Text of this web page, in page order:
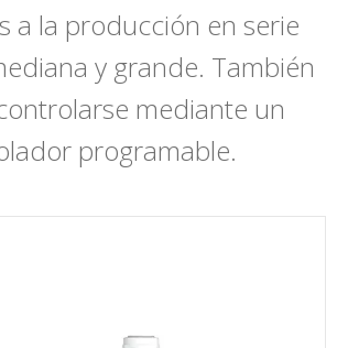
a la producción en serie
y grande. También
mediante un
programable.